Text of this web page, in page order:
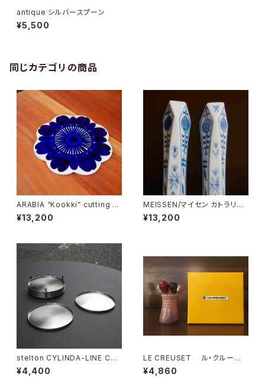
antique シルバースプーン
¥5,500
同じカテゴリの商品
ARABIA “Kookki” cutting b
oard
¥13,200
MEISSEN/マイセン カトラリー
レストset
¥13,200
stelton CYLINDA-LINE Coa
sters
¥4,400
LE CREUSET ル・クルー
ゼ フードピックSET
¥4,860